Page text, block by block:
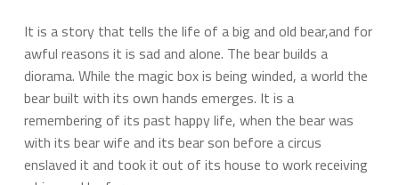
It is a story that tells the life of a big and old bear,and for
awful reasons it is sad and alone. The bear builds a
diorama. While the magic box is being winded, a world the
bear built with its own hands emerges. It is a
remembering of its past happy life, when the bear was
with its bear wife and its bear son before a circus
enslaved it and took it out of its house to work receiving